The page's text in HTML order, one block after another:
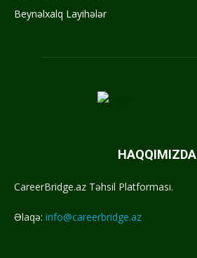
Beynəlxalq Layihələr
HAQQIMIZDA
CareerBridge.az Təhsil Platforması.
Əlaqə: info@careerbridge.az